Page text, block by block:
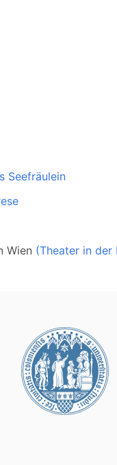
Seefräulein
Wien (Theater in